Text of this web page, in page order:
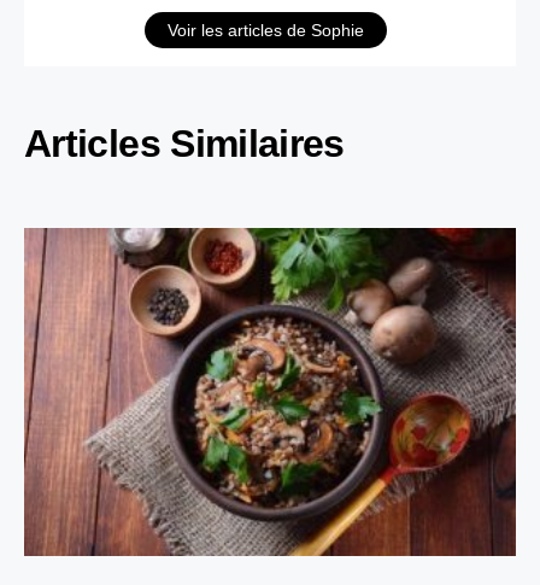
Voir les articles de Sophie
Articles Similaires